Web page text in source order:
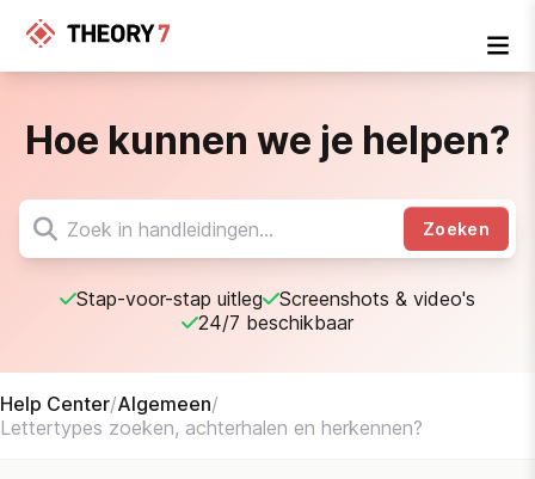
Hoe kunnen we je helpen?
Zoeken
Stap-voor-stap uitleg
Screenshots & video's
24/7 beschikbaar
Help Center/Algemeen/
Lettertypes zoeken, achterhalen en herkennen?